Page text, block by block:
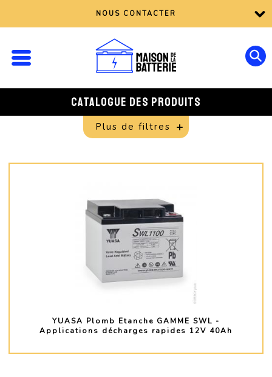
NOUS CONTACTER
CATALOGUE DES PRODUITS
Plus de filtres
YUASA Plomb Etanche GAMME SWL -
Applications décharges rapides 12V 40Ah